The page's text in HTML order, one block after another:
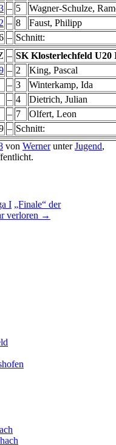
– 5
Wagner-Schulze,
– 8
Faust, Philipp
– Schnitt:
– SK Klosterlechfeld U20
– 2
King, Pascal
– 3
Winterkamp, Ida
– 4
Dietrich, Julian
– 7
Olfert, Leon
– Schnitt:
von WernerunterJugend,
I „Finale“ der
verloren →